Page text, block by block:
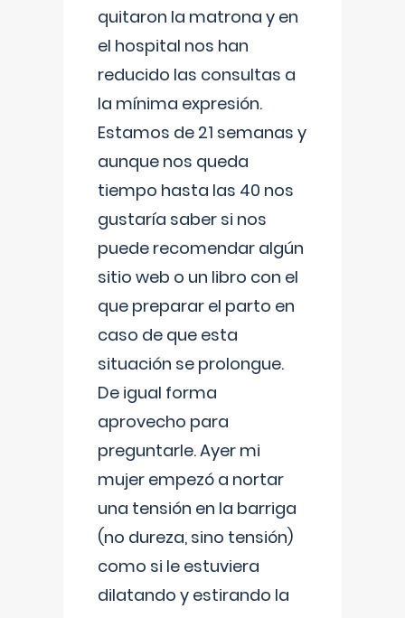
quitaron la matrona y en
el hospital nos han
reducido las consultas a
la mínima expresión.
Estamos de 21 semanas y
aunque nos queda
tiempo hasta las 40 nos
gustaría saber si nos
puede recomendar algún
sitio web o un libro con el
que preparar el parto en
caso de que esta
situación se prolongue.
De igual forma
aprovecho para
preguntarle. Ayer mi
mujer empezó a nortar
una tensión en la barriga
(no dureza, sino tensión)
como si le estuviera
dilatando y estirando la